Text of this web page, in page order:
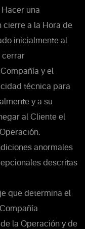
una
cierre a la Hora de
inicialmente al
cerrar
y el
técnica para
y a su
al Cliente el
anormales
descritas
que determina el
la Operación y de